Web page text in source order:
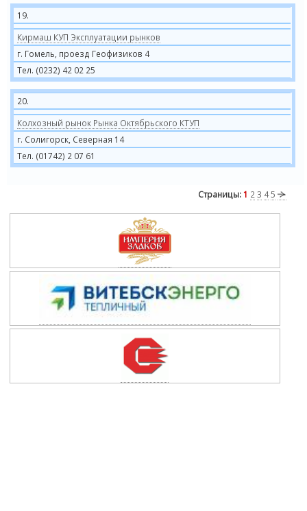
19.
Кирмаш КУП Эксплуатации рынков
г. Гомель, проезд Геофизиков 4
Тел. (0232) 42 02 25
20.
Колхозный рынок Рынка Октябрьского КТУП
г. Солигорск, Северная 14
Тел. (01742) 2 07 61
Страницы: 1 2 3 45